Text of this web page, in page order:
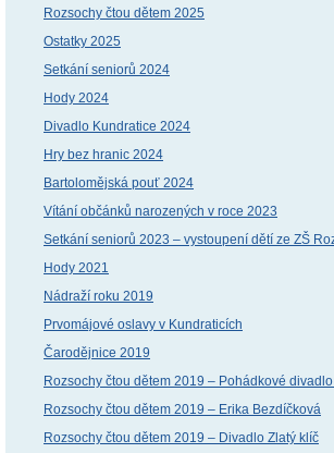
Rozsochy čtou dětem 2025
Ostatky 2025
Setkání seniorů 2024
Hody 2024
Divadlo Kundratice 2024
Hry bez hranic 2024
Bartolomějská pouť 2024
Vítání občánků narozených v roce 2023
Setkání seniorů 2023 – vystoupení dětí ze ZŠ
Hody 2021
Nádraží roku 2019
Prvomájové oslavy v Kundraticích
Čarodějnice 2019
Rozsochy čtou dětem 2019 – Pohádkové
Rozsochy čtou dětem 2019 – Erika Bezdíčková
Rozsochy čtou dětem 2019 – Divadlo Zlatý klíč